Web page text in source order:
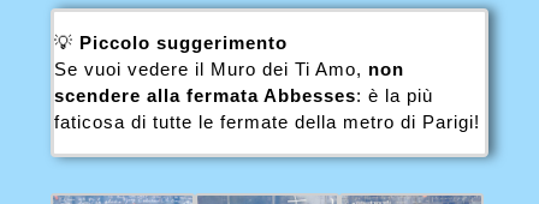
💡 Piccolo suggerimento
Se vuoi vedere il Muro dei Ti Amo, non
scendere alla fermata Abbesses: è la più
faticosa di tutte le fermate della metro di Parigi!